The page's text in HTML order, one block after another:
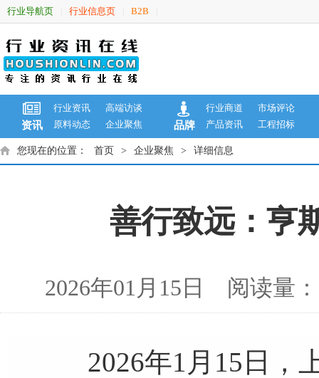
行业导航页 行业信息页 B2B
资讯
行业资讯
高端访谈
原料动态
企业聚焦 品牌
行业商道
市场评论
产品资讯
工程招标
您现在的位置： 首页 > 企业聚焦 > 详细信息
善行致远：亨
2026年01月15日 阅读
2026年1月15日，